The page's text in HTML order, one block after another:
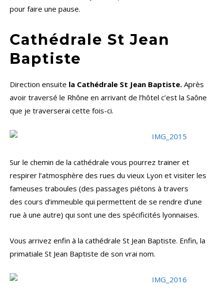
pour faire une pause.
Cathédrale St Jean
Baptiste
Direction ensuite la Cathédrale St Jean Baptiste. Après
avoir traversé le Rhône en arrivant de l’hôtel c’est la Saône
que je traverserai cette fois-ci.
Sur le chemin de la cathédrale vous pourrez trainer et
respirer l’atmosphère des rues du vieux Lyon et visiter les
fameuses traboules (des passages piétons à travers
des cours d’immeuble qui permettent de se rendre d’une
rue à une autre) qui sont une des spécificités lyonnaises.
Vous arrivez enfin à la cathédrale St Jean Baptiste. Enfin, la
primatiale St Jean Baptiste de son vrai nom.